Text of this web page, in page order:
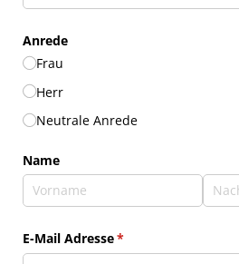
Anrede
Frau
Herr
Neutrale Anrede
Name
E-Mail Adresse*
(erforderlich)